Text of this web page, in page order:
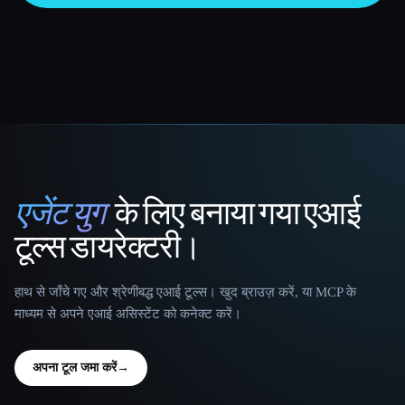
That AI Collection
एजेंट युगके लिए बनाया गया एआई
टूल्स डायरेक्टरी।
हाथ से जाँचे गए और श्रेणीबद्ध एआई टूल्स। खुद ब्राउज़ करें, या MCP के
माध्यम से अपने एआई असिस्टेंट को कनेक्ट करें।
अपना टूल जमा करें→